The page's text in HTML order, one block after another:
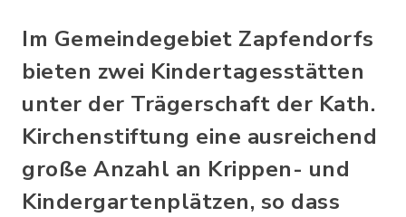
Im Gemeindegebiet Zapfendorfs
bieten zwei Kindertagesstätten
unter der Trägerschaft der Kath.
Kirchenstiftung eine ausreichend
große Anzahl an Krippen- und
Kindergartenplätzen, so dass